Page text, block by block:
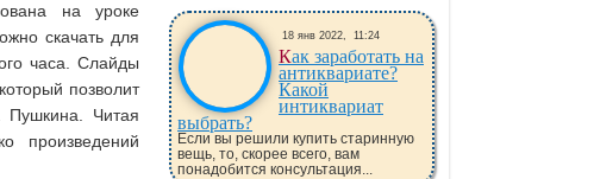
на уроке
скачать для
часа. Слайды
позволит
Пушкина. Читая
произведений
18 янв 2022, 11:24
Как заработать на
антиквариате?
Какой
интиквариат
выбрать?
Если вы решили купить старинную
вещь, то, скорее всего, вам
понадобится консультация...